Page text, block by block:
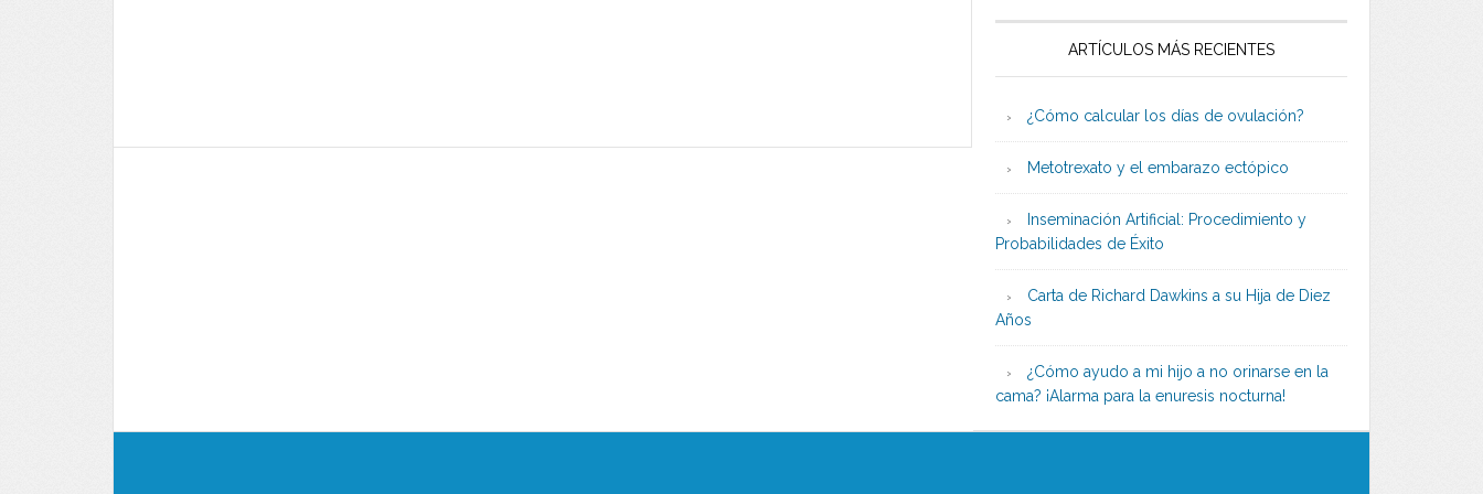
ARTÍCULOS MÁS RECIENTES
¿Cómo calcular los días de ovulación?
Metotrexato y el embarazo ectópico
Inseminación Artificial: Procedimiento y
Probabilidades de Éxito
Carta de Richard Dawkins a su Hija de Diez
Años
¿Cómo ayudo a mi hijo a no orinarse en la
cama? ¡Alarma para la enuresis nocturna!